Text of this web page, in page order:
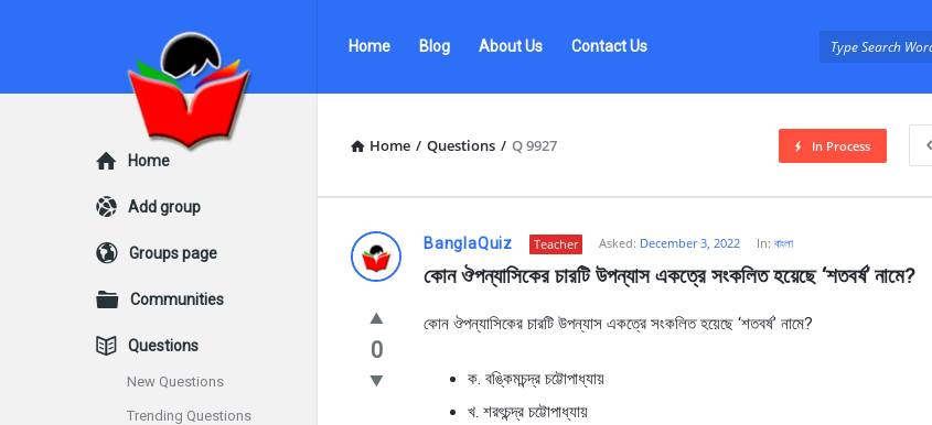
Questions
BanglaQuiz
Questions
by
BanglaQuiz
Home Blog About Us Contact Us
Home / Questions / Q 9927 In Process
Ask
Questions
by
BanglaQuiz
BanglaQuiz Teacher Asked: December 3, 2022 In: বাংলা
কোন ঔপন্যাসিকের চারটি উপন্যাস একত্রে সংকলিত হয়েছে ‘শতবর্ষ’ নামে?
0
কোন ঔপন্যাসিকের চারটি উপন্যাস একত্রে সংকলিত হয়েছে ‘শতবর্ষ’ নামে?
ক. বঙ্কিমচন্দ্র চট্টোপাধ্যায়
খ. শরৎচন্দ্র চট্টোপাধ্যায়
Explore
Home
Add group
Groups page
Communities
Questions
New Questions
Trending Questions